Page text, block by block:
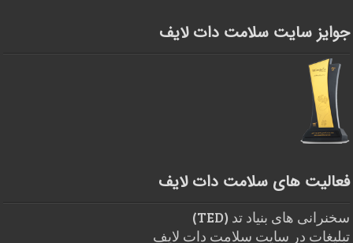
جوایز سایت سلامت دات لایف
فعالیت های سلامت دات لایف
سخنرانی های بنیاد تد (TED)
تبلیغات در سایت سلامت دات لایف